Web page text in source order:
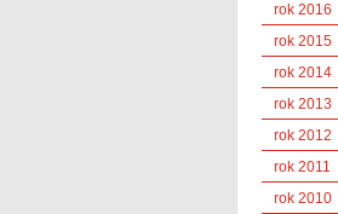
rok 2016
rok 2015
rok 2014
rok 2013
rok 2012
rok 2011
rok 2010